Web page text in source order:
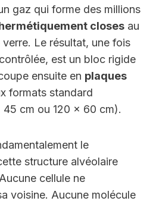
gaz qui forme des millions
closes au
Le résultat, une fois
est un bloc rigide
ensuite en plaques
formats standard
cm ou 120 x 60 cm).
le
structure alvéolaire
cellule ne
voisine. Aucune molécule